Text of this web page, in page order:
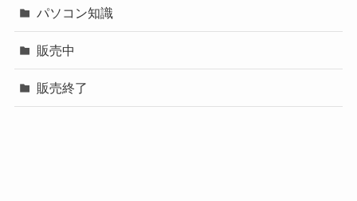
パソコン知識
販売中
販売終了